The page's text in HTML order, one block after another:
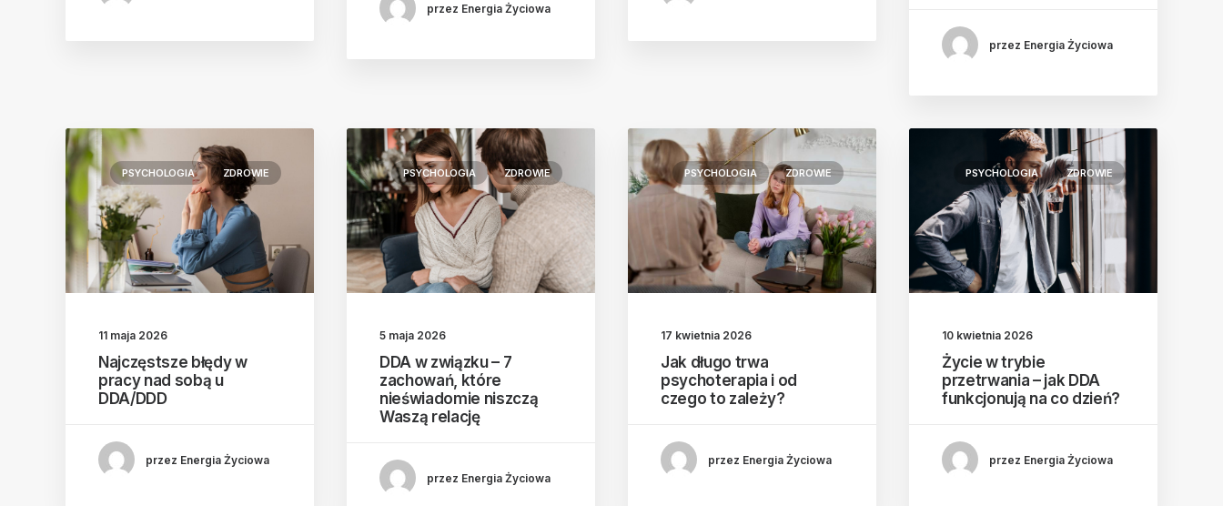
przez Energia Życiowa
przez Energia Życiowa
PSYCHOLOGIA ZDROWIE
11 maja 2026
Najczęstsze błędy w
pracy nad sobą u
DDA/DDD
przez Energia Życiowa
PSYCHOLOGIA ZDROWIE
5 maja 2026
DDA w związku – 7
zachowań, które
nieświadomie niszczą
Waszą relację
przez Energia Życiowa
PSYCHOLOGIA ZDROWIE
17 kwietnia 2026
Jak długo trwa
psychoterapia i od
czego to zależy?
przez Energia Życiowa
PSYCHOLOGIA ZDROWIE
10 kwietnia 2026
Życie w trybie
przetrwania – jak DDA
funkcjonują na co dzień?
przez Energia Życiowa